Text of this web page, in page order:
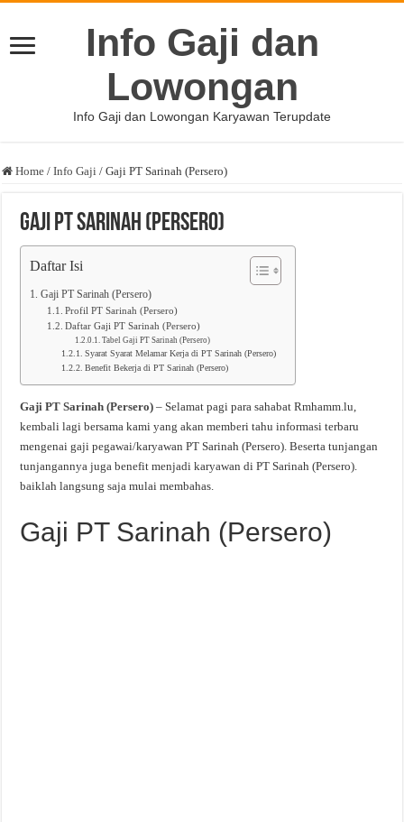
Info Gaji dan
Lowongan
Info Gaji dan Lowongan Karyawan Terupdate
Home / Info Gaji / Gaji PT Sarinah (Persero)
Gaji PT Sarinah (Persero)
Daftar Isi
Gaji PT Sarinah (Persero)
Profil PT Sarinah (Persero)
Daftar Gaji PT Sarinah (Persero)
Tabel Gaji PT Sarinah (Persero)
Syarat Syarat Melamar Kerja di PT Sarinah (Persero)
Benefit Bekerja di PT Sarinah (Persero)
Gaji PT Sarinah (Persero) – Selamat pagi para sahabat Rmhamm.lu,
kembali lagi bersama kami yang akan memberi tahu informasi terbaru
mengenai gaji pegawai/karyawan PT Sarinah (Persero). Beserta tunjangan
tunjangannya juga benefit menjadi karyawan di PT Sarinah (Persero).
baiklah langsung saja mulai membahas.
Gaji PT Sarinah (Persero)